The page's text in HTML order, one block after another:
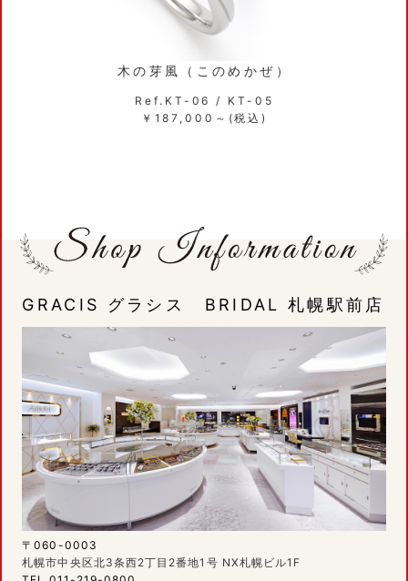
GRACIS グラシス BRIDAL 札幌駅前店
〒060-0003
札幌市中央区北3条西2丁目2番地1号 NX札幌ビル1F